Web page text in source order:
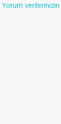
Yorum verilerinizin